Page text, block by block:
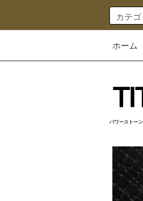
ホーム
パワーストー